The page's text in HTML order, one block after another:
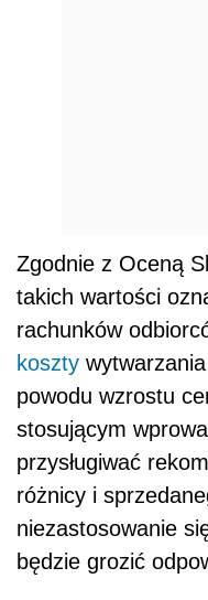
Zgodnie z Oceną
takich wartości
rachunków
koszty
powodu wzrostu
stosującym
przysługiwać
różnicy i
niezastosowanie
będzie grozić